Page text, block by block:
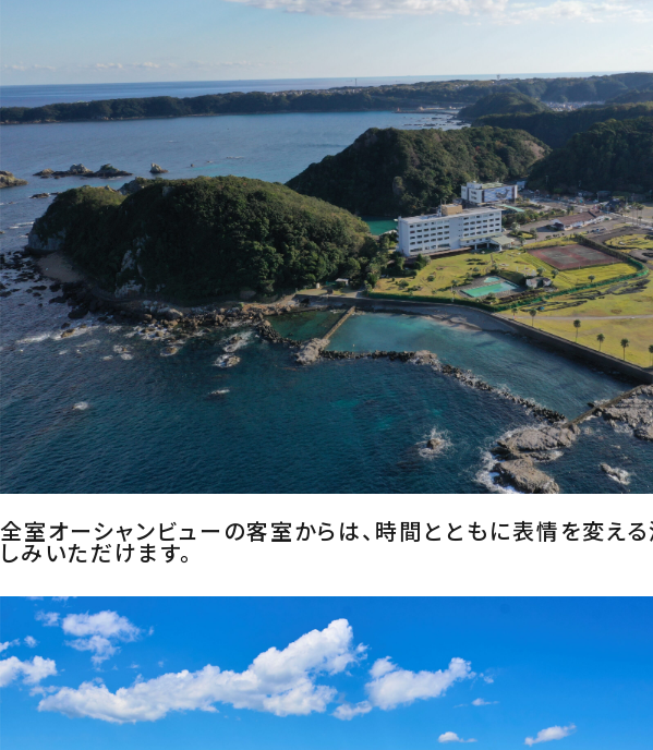
全室オーシャンビューの客室からは、時間とともに表情を変え
しみいただけます。